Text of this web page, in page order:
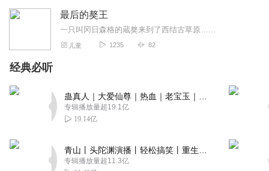
最后的獒王
一只叫冈日森格的蔵獒来到了西结古草原……
儿童 1235 82
经典必听
专辑播放量超19.1亿
19.14亿
专辑播放量超11.3亿